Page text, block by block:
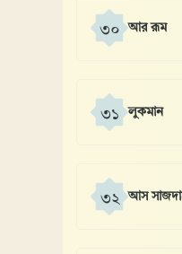
৩০ আর রূম
৩১ লুকমান
৩২ আস